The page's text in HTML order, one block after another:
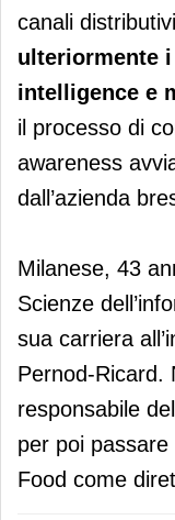
canali
ulteriormente
intelligence e
il processo di
awareness
dall’azienda
Milanese, 43
Scienze
sua carriera
Pernod-Ricard.
responsabile
per poi passare
Food come